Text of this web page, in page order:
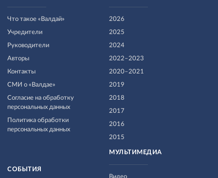
Что такое «Валдай»
Учредители
Руководители
Авторы
Контакты
СМИ о «Валдае»
Согласие на обработку
персональных данных
Политика обработки
персональных данных
2026
2025
2024
2022–2023
2020–2021
2019
2018
2017
2016
2015
МУЛЬТИМЕДИА
СОБЫТИЯ